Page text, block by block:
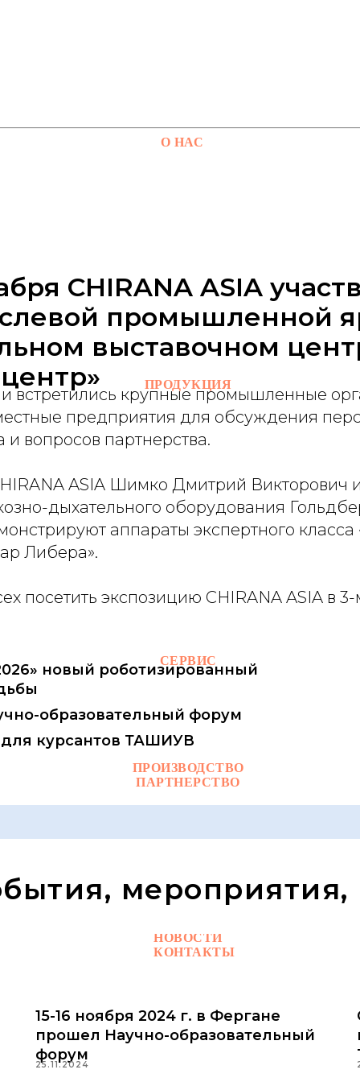
О НАС
ПРОДУКЦИЯ
СЕРВИС
ПРОИЗВОДСТВО
ПАРТНЕРСТВО
НОВОСТИ
КОНТАКТЫ
CHIRANA ASIA
промышленной
выставочном
встретились крупные промышленные
предприятия для обсуждения
и вопросов партнерства.
ASIA Шимко Дмитрий Викторович
дыхательного оборудования
аппараты экспертного
Либера».
посетить экспозицию CHIRANA ASIA в
новый роботизированный
образовательный форум
курсантов ТАШИУВ
15-16 ноября 2024 г. в Фергане
прошел Научно-образовательный
форум
25.11.2024